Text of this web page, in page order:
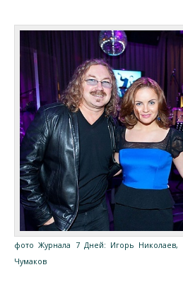
фото Журнала 7 Дней: Игорь Николаев,
Чумаков